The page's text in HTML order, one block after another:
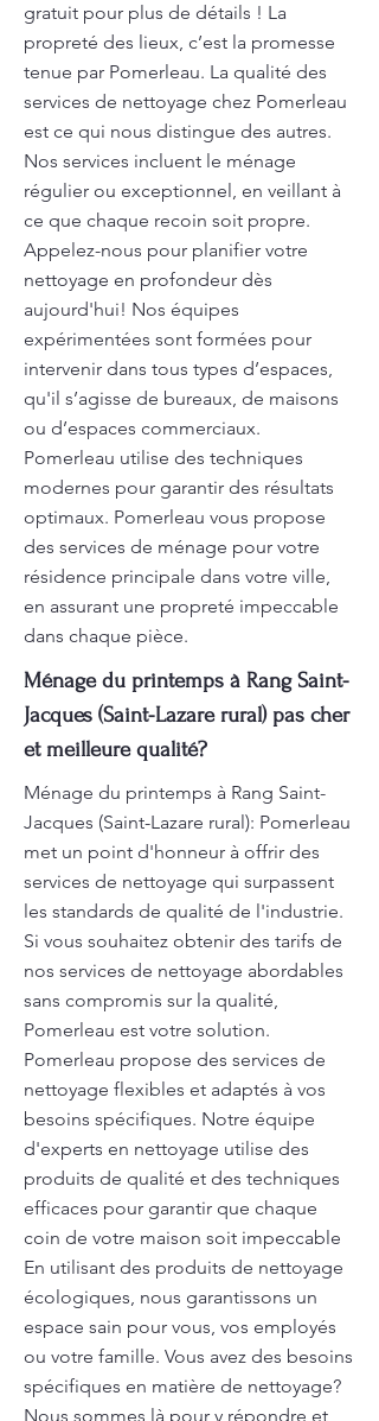
gratuit pour plus de détails ! La
propreté des lieux, c’est la promesse
tenue par Pomerleau. La qualité des
services de nettoyage chez Pomerleau
est ce qui nous distingue des autres.
Nos services incluent le ménage
régulier ou exceptionnel, en veillant à
ce que chaque recoin soit propre.
Appelez-nous pour planifier votre
nettoyage en profondeur dès
aujourd'hui! Nos équipes
expérimentées sont formées pour
intervenir dans tous types d’espaces,
qu'il s’agisse de bureaux, de maisons
ou d’espaces commerciaux.
Pomerleau utilise des techniques
modernes pour garantir des résultats
optimaux. Pomerleau vous propose
des services de ménage pour votre
résidence principale dans votre ville,
en assurant une propreté impeccable
dans chaque pièce.
Ménage du printemps à Rang Saint-
Jacques (Saint-Lazare rural) pas cher
et meilleure qualité?
Ménage du printemps à Rang Saint-
Jacques (Saint-Lazare rural): Pomerleau
met un point d'honneur à offrir des
services de nettoyage qui surpassent
les standards de qualité de l'industrie.
Si vous souhaitez obtenir des tarifs de
nos services de nettoyage abordables
sans compromis sur la qualité,
Pomerleau est votre solution.
Pomerleau propose des services de
nettoyage flexibles et adaptés à vos
besoins spécifiques. Notre équipe
d'experts en nettoyage utilise des
produits de qualité et des techniques
efficaces pour garantir que chaque
coin de votre maison soit impeccable
En utilisant des produits de nettoyage
écologiques, nous garantissons un
espace sain pour vous, vos employés
ou votre famille. Vous avez des besoins
spécifiques en matière de nettoyage?
Nous sommes là pour y répondre et